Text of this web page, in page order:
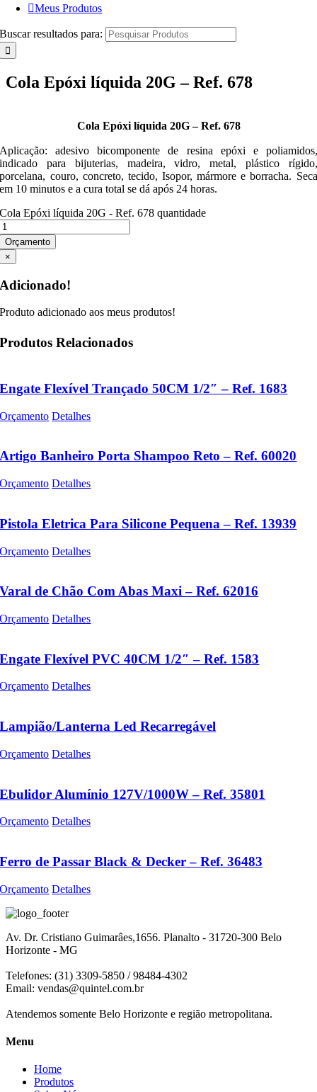
Meus Produtos
Buscar resultados para:
Cola Epóxi líquida 20G – Ref. 678
Cola Epóxi líquida 20G – Ref. 678
Aplicação: adesivo bicomponente de resina epóxi e poliamidos,
indicado para bijuterias, madeira, vidro, metal, plástico rígido,
porcelana, couro, concreto, tecido, Isopor, mármore e borracha. Seca
em 10 minutos e a cura total se dá após 24 horas.
Cola Epóxi líquida 20G - Ref. 678 quantidade
Orçamento
×
Adicionado!
Produto adicionado aos meus produtos!
Produtos Relacionados
Engate Flexível Trançado 50CM 1/2″ – Ref. 1683
Orçamento Detalhes
Artigo Banheiro Porta Shampoo Reto – Ref. 60020
Orçamento Detalhes
Pistola Eletrica Para Silicone Pequena – Ref. 13939
Orçamento Detalhes
Varal de Chão Com Abas Maxi – Ref. 62016
Orçamento Detalhes
Engate Flexível PVC 40CM 1/2″ – Ref. 1583
Orçamento Detalhes
Lampião/Lanterna Led Recarregável
Orçamento Detalhes
Ebulidor Alumínio 127V/1000W – Ref. 35801
Orçamento Detalhes
Ferro de Passar Black & Decker – Ref. 36483
Orçamento Detalhes
Av. Dr. Cristiano Guimarâes,1656. Planalto - 31720-300 Belo
Horizonte - MG
Telefones: (31) 3309-5850 / 98484-4302
Email: vendas@quintel.com.br
Atendemos somente Belo Horizonte e região metropolitana.
Menu
Home
Produtos